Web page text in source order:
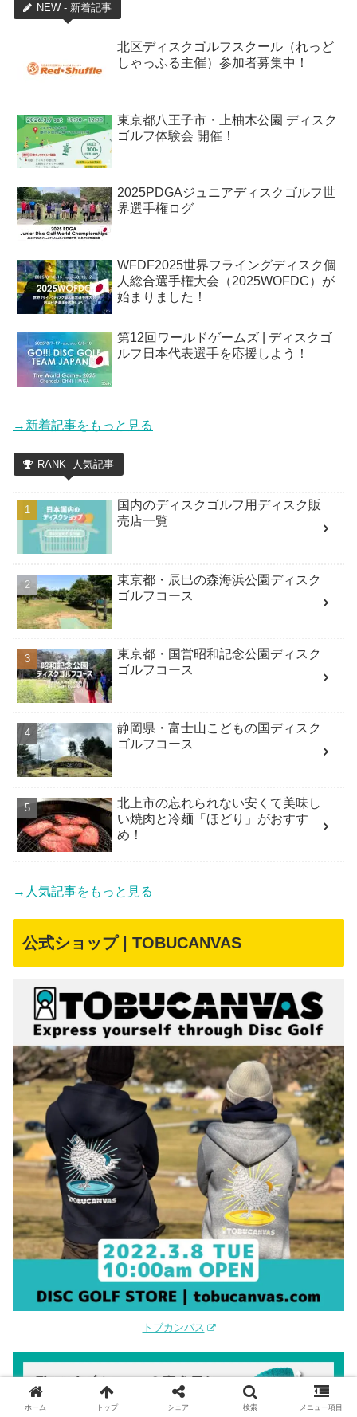
NEW - 新着記事
北区ディスクゴルフスクール（れっど
しゃっふる主催）参加者募集中！
東京都八王子市・上柚木公園 ディスク
ゴルフ体験会 開催！
2025PDGAジュニアディスクゴルフ世
界選手権ログ
WFDF2025世界フライングディスク個
人総合選手権大会（2025WOFDC）が
始まりました！
第12回ワールドゲームズ | ディスクゴ
ルフ日本代表選手を応援しよう！
→新着記事をもっと見る
RANK- 人気記事
国内のディスクゴルフ用ディスク販
売店一覧
東京都・辰巳の森海浜公園ディスク
ゴルフコース
東京都・国営昭和記念公園ディスク
ゴルフコース
静岡県・富士山こどもの国ディスク
ゴルフコース
北上市の忘れられない安くて美味し
い焼肉と冷麺「ほどり」がおすす
め！
→人気記事をもっと見る
公式ショップ | TOBUCANVAS
トブカンバス
ホーム トップ シェア 検索 メニュー項目